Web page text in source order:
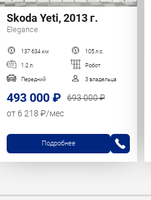
Skoda Yeti, 2013 г.
Elegance
137 634 км 105 л.с.
1.2 л. Робот
Передний 3 владельца
493 000 ₽
693 000 ₽
от 6 218 ₽/мес
Подробнее